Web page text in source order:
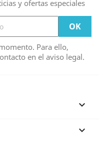
y ofertas especiales
Para ello,
en el aviso legal.

